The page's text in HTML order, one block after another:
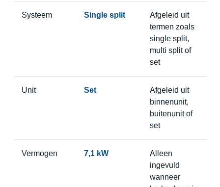
Systeem Single split
Afgeleid uit
termen zoals
single split,
multi split of
set
Unit Set
Afgeleid uit
binnenunit,
buitenunit of
set
Vermogen 7,1 kW
Alleen
ingevuld
wanneer